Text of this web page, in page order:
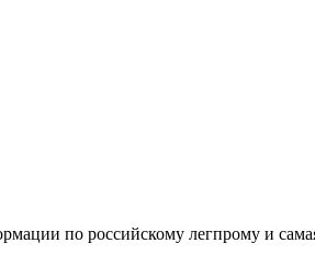
по российскому легпрому и